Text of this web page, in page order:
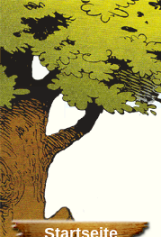
Startseite